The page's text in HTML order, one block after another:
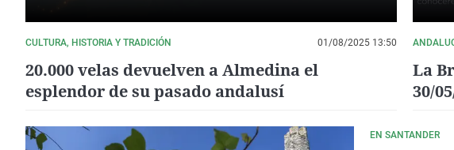
CULTURA, HISTORIA Y TRADICIÓN 01/08/2025 13:50
20.000 velas devuelven a Almedina el
esplendor de su pasado andalusí
La
30/
EN SANTANDER